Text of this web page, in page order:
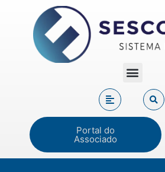
Portal do
Associado